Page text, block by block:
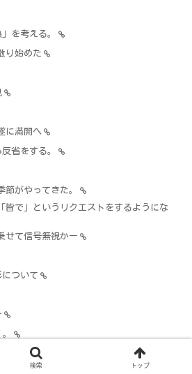
を考える。
り始めた
に満開へ
省をする。
がやってきた。
皆で」というリクエストをするようにな
せて信号無視かー
ついて
処
検索 トップ